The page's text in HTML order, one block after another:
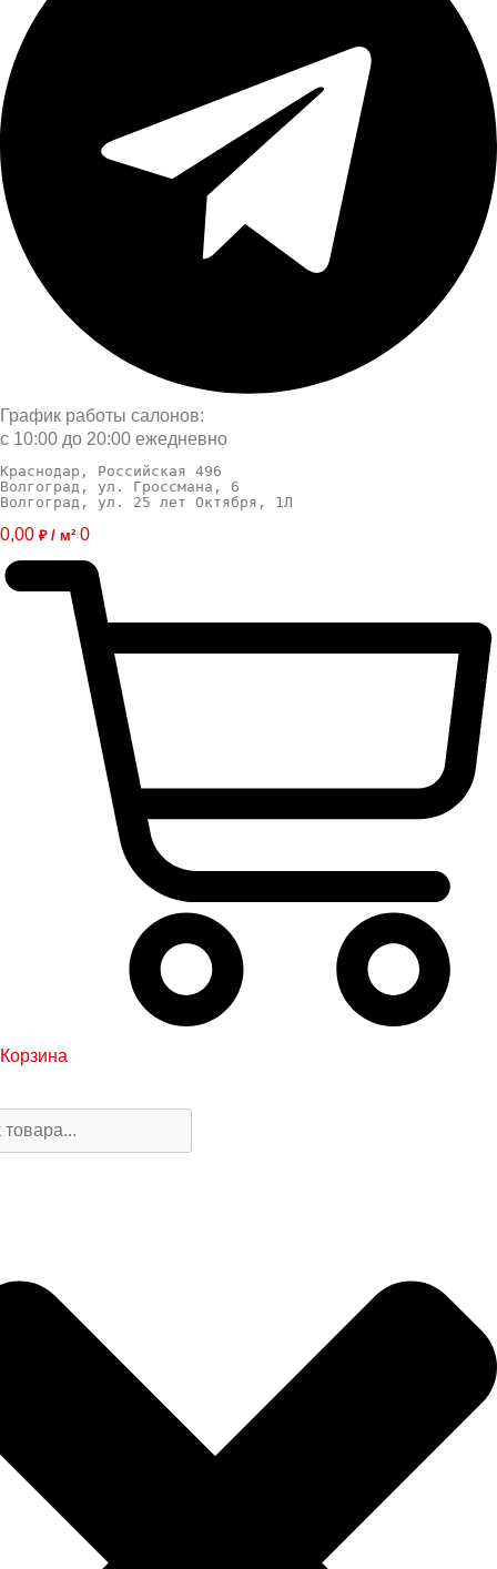
График работы салонов:
с 10:00 до 20:00 ежедневно
Краснодар, Российская 496
Волгоград, ул. Гроссмана, 6
Волгоград, ул. 25 лет Октября, 1Л
0,00 ₽ / м² 0
Корзина